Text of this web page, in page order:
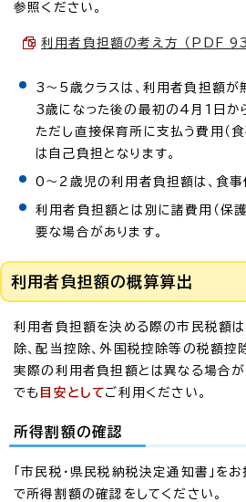
参照ください。
利用者負担額の考え方 （PDF
3～5歳クラスは、利用者負担額が
3歳になった後の最初の4月1日か
ただし直接保育所に支払う費用（
は自己負担となります。
0～2歳児の利用者負担額は、食事
利用者負担額とは別に諸費用（保
要な場合があります。
利用者負担額の概算算出
利用者負担額を決める際の市民税額
除、配当控除、外国税控除等の税額控
実際の利用者負担額とは異なる場合が
でも 目安としてご利用ください。
所得割額の確認
「市民税・県民税納税決定通知書」を
で所得割額の確認をしてください。